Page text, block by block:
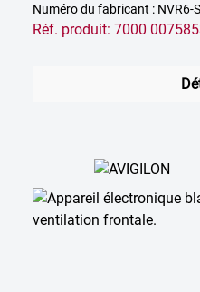
Numéro du fabricant : NVR6-
Réf. produit: 7000